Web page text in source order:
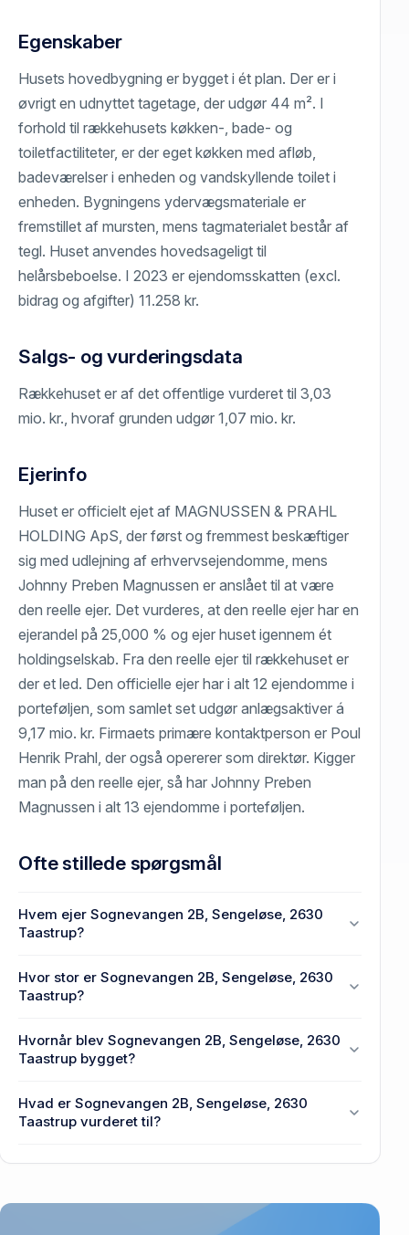
Egenskaber
Husets hovedbygning er bygget i ét plan. Der er i
øvrigt en udnyttet tagetage, der udgør 44 m². I
forhold til rækkehusets køkken-, bade- og
toiletfactiliteter, er der eget køkken med afløb,
badeværelser i enheden og vandskyllende toilet i
enheden. Bygningens ydervægsmateriale er
fremstillet af mursten, mens tagmaterialet består af
tegl. Huset anvendes hovedsageligt til
helårsbeboelse. I 2023 er ejendomsskatten (excl.
bidrag og afgifter) 11.258 kr.
Salgs- og vurderingsdata
Rækkehuset er af det offentlige vurderet til 3,03
mio. kr., hvoraf grunden udgør 1,07 mio. kr.
Ejerinfo
Huset er officielt ejet af MAGNUSSEN & PRAHL
HOLDING ApS, der først og fremmest beskæftiger
sig med udlejning af erhvervsejendomme, mens
Johnny Preben Magnussen er anslået til at være
den reelle ejer. Det vurderes, at den reelle ejer har en
ejerandel på 25,000 % og ejer huset igennem ét
holdingselskab. Fra den reelle ejer til rækkehuset er
der et led. Den officielle ejer har i alt 12 ejendomme i
porteføljen, som samlet set udgør anlægsaktiver á
9,17 mio. kr. Firmaets primære kontaktperson er Poul
Henrik Prahl, der også opererer som direktør. Kigger
man på den reelle ejer, så har Johnny Preben
Magnussen i alt 13 ejendomme i porteføljen.
Ofte stillede spørgsmål
Hvem ejer Sognevangen 2B, Sengeløse, 2630
Taastrup?
Sognevangen 2B, Sengeløse, 2630 Taastrup.
Hvor stor er Sognevangen 2B, Sengeløse, 2630
Taastrup?
2B, Sengeløse, 2630 Taastrup.
Hvornår blev Sognevangen 2B, Sengeløse, 2630
Taastrup bygget?
Sognevangen 2B, Sengeløse, 2630 Taastrup.
Hvad er Sognevangen 2B, Sengeløse, 2630
Taastrup vurderet til?